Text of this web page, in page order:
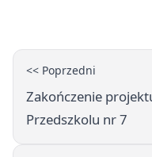
<< Poprzedni
Zakończenie
Przedszkolu nr 7